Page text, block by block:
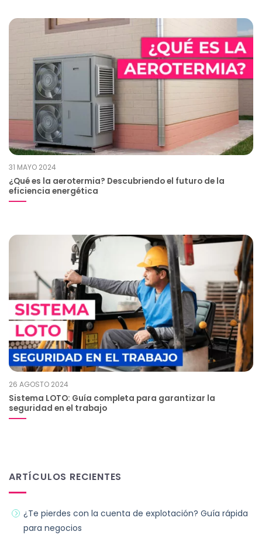
31 MAYO 2024
¿Qué es la aerotermia? Descubriendo el futuro de la
eficiencia energética
26 AGOSTO 2024
Sistema LOTO: Guía completa para garantizar la
seguridad en el trabajo
ARTÍCULOS RECIENTES
¿Te pierdes con la cuenta de explotación? Guía rápida
para negocios